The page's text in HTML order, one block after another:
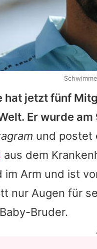
hat jetzt fünf
Er wurde
und postet
aus dem
im Arm und ist
nur Augen für
Bruder.